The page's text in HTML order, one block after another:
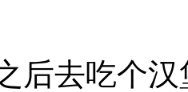
后去吃个